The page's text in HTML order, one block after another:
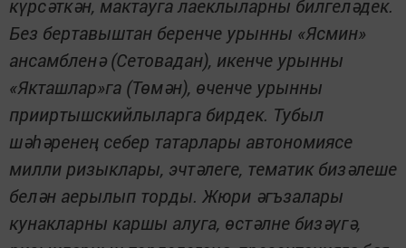
күрсәткән, мактауга лаеклыларны билгеләдек.
Без бертавыштан беренче урынны «Ясмин»
ансамбленә (Сетовадан), икенче урынны
«Якташлар»га (Төмән), өченче урынны
прииртышскийлыларга бирдек. Тубыл
шәһәренең себер татарлары автономиясе
милли ризыклары, эчтәлеге, тематик бизәлеше
белән аерылып торды. Жюри әгъзалары
кунакларны каршы алуга, өстәлне бизәүгә,